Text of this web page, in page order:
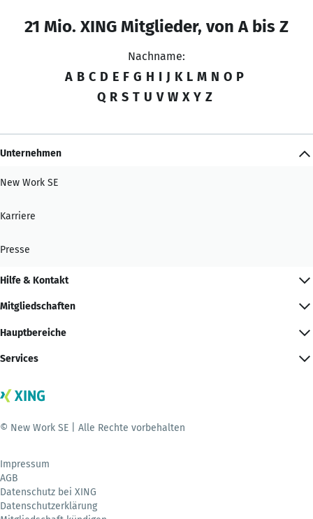
21 Mio. XING Mitglieder, von A bis Z
Nachname:
A B C D E F G H I J K L M N O P
Q R S T U V W X Y Z
Unternehmen
New Work SE
Karriere
Presse
Hilfe & Kontakt
Mitgliedschaften
Hauptbereiche
Services
© New Work SE | Alle Rechte vorbehalten
Impressum
AGB
Datenschutz bei XING
Datenschutzerklärung